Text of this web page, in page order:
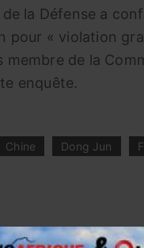
la Défense a
pour « violation
membre de la
enquête.
Chine Dong Jun
Africain à propos